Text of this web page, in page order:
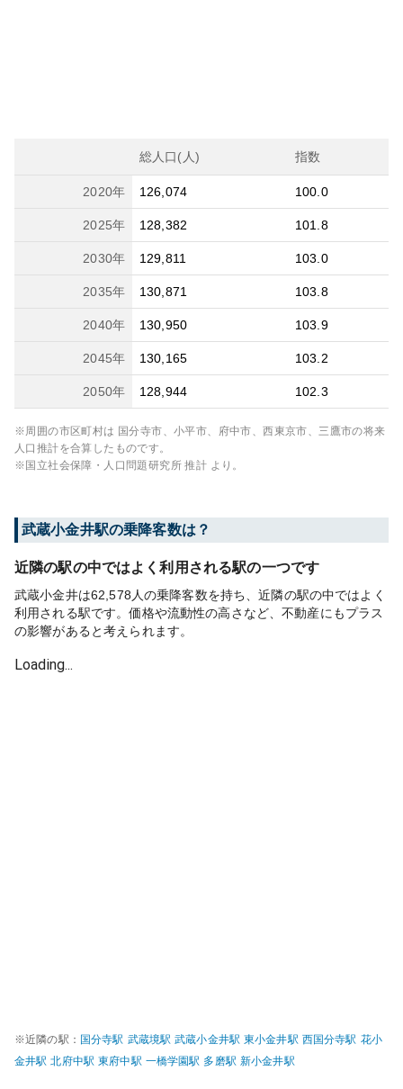
総人口(人) 指数
2020年 126,074 100.0
2025年 128,382 101.8
2030年 129,811 103.0
2035年 130,871 103.8
2040年 130,950 103.9
2045年 130,165 103.2
2050年 128,944 102.3
※周囲の市区町村は 国分寺市、小平市、府中市、西東京市、三鷹市の将来
人口推計を合算したものです。
※国立社会保障・人口問題研究所 推計 より。
武蔵小金井駅の乗降客数は？
近隣の駅の中ではよく利用される駅の一つです
武蔵小金井は62,578人の乗降客数を持ち、近隣の駅の中ではよく
利用される駅です。価格や流動性の高さなど、不動産にもプラス
の影響があると考えられます。
Loading...
※近隣の駅： 国分寺駅 武蔵境駅 武蔵小金井駅 東小金井駅 西国分寺駅 花小
金井駅 北府中駅 東府中駅 一橋学園駅 多磨駅 新小金井駅